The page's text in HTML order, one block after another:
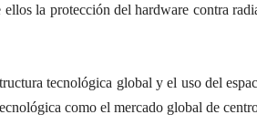
ellos la protección del hardware contra
tecnológica global y el uso del
como el mercado global de